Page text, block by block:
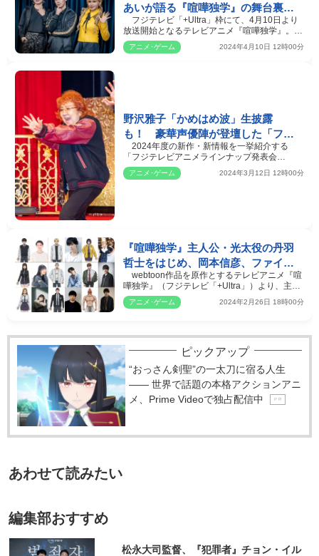
あいが語る『喧嘩独学』の舞台裏
「岡本さんの気遣いが本当に嬉しか
った」
フジテレビ「+Ultra」枠にて、4月10日より
放送開始となるテレビアニメ『喧嘩独学』。本
作は、全世界で10…
アニメ･ゲーム 2024年4月10日 12時00分
野沢雅子「かめはめ波」生披露
も！ 豪華声優陣が登壇した「フジ
テレビアニメラインナップ発表会
2024」レポート
2024年度の新作・新情報を一挙紹介する
「フジテレビアニメラインナップ発表会
2024」が11日東京・お台場…
アニメ･ゲーム 2024年3月12日 12時00分
『喧嘩独学』主人公・光太役の丹羽
哲士をはじめ、岡本信彦、ファイル
ーズあいら豪華キャストを一挙解
禁！
webtoon作品を原作とするテレビアニメ『喧
嘩独学』（フジテレビ「+Ultra」）より、主人
公・光太役の丹羽…
アニメ･ゲーム 2024年2月26日 18時00分
ピックアップ
“おっさん剣聖”の一太刀に宿る人生
―― 世界で話題の本格アクションアニ
メ、Prime Videoで独占配信中
P R
あわせて読みたい
編集部おすすめ
松永大司監督、『犯罪者』チョン・イル